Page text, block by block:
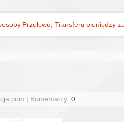
Przelewu, Transferu pieniędzy
| Komentarzy: 0